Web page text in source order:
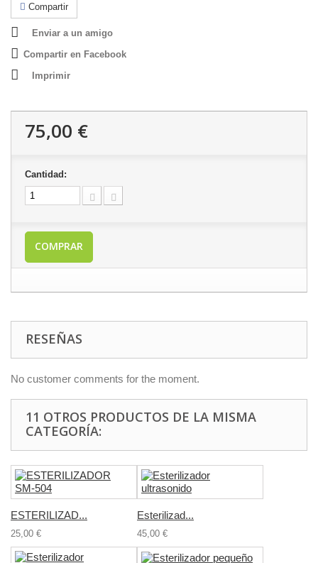
Compartir
Enviar a un amigo
Compartir en Facebook
Imprimir
75,00 €
Cantidad:
COMPRAR
RESEÑAS
No customer comments for the moment.
11 OTROS PRODUCTOS DE LA MISMA
CATEGORÍA:
ESTERILIZAD...
25,00 €
Esterilizad...
45,00 €